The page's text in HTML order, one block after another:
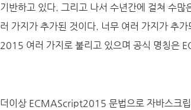
기반하고 있다. 그리고 나서 수년간에 걸쳐 수
러 가지가 추가된 것이다. 너무 여러 가지가 추
2015 여러 가지로 불리고 있으며 공식 명칭은
더이상 ECMAScript2015 문법으로 자바스크립